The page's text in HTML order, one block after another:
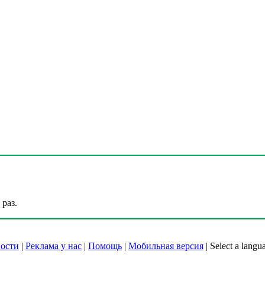
| Реклама у нас | Помощь | Мобильная версия | Select a